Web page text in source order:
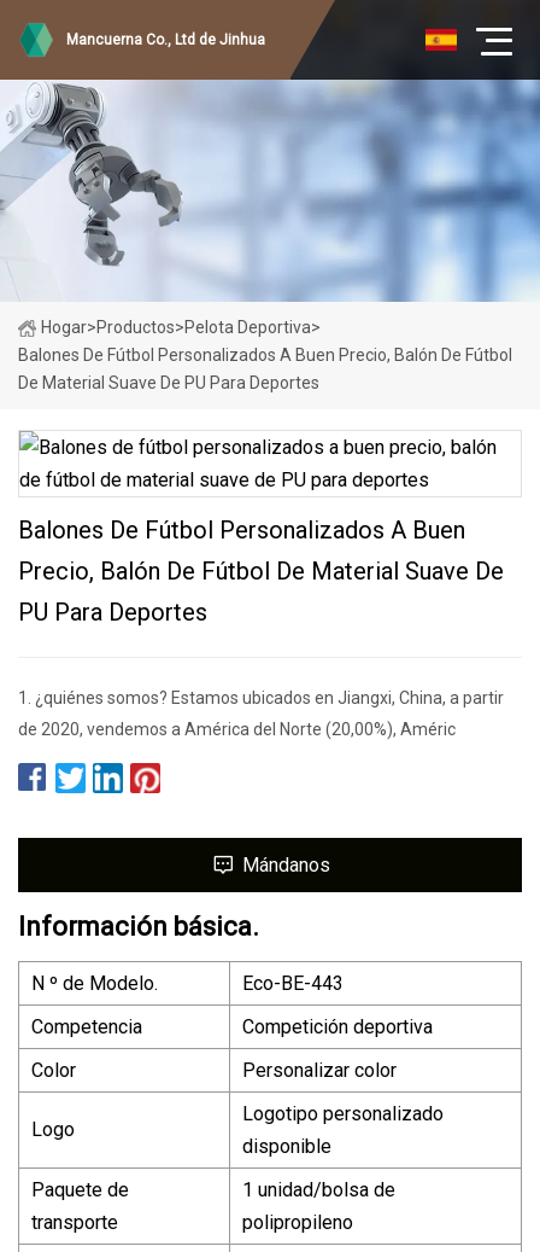
Mancuerna Co., Ltd de Jinhua
Hogar>Productos>Pelota Deportiva>
Balones De Fútbol Personalizados A Buen Precio, Balón De Fútbol
De Material Suave De PU Para Deportes
Balones De Fútbol Personalizados A Buen
Precio, Balón De Fútbol De Material Suave De
PU Para Deportes
1. ¿quiénes somos? Estamos ubicados en Jiangxi, China, a partir
de 2020, vendemos a América del Norte (20,00%), Améric
Mándanos
Información básica.
N º de Modelo.
Eco-BE-443
Competencia
Competición deportiva
Color
Personalizar color
Logo
Logotipo personalizado
disponible
Paquete de
transporte
1 unidad/bolsa de
polipropileno